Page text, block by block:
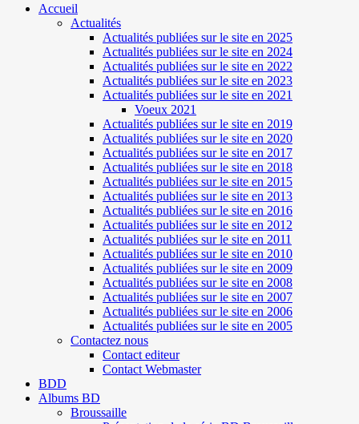
Accueil
Actualités
Actualités publiées sur le site en 2025
Actualités publiées sur le site en 2024
Actualités publiées sur le site en 2022
Actualités publiées sur le site en 2023
Actualités publiées sur le site en 2021
Voeux 2021
Actualités publiées sur le site en 2019
Actualités publiées sur le site en 2020
Actualités publiées sur le site en 2017
Actualités publiées sur le site en 2018
Actualités publiées sur le site en 2015
Actualités publiées sur le site en 2013
Actualités publiées sur le site en 2016
Actualités publiées sur le site en 2012
Actualités publiées sur le site en 2011
Actualités publiées sur le site en 2010
Actualités publiées sur le site en 2009
Actualités publiées sur le site en 2008
Actualités publiées sur le site en 2007
Actualités publiées sur le site en 2006
Actualités publiées sur le site en 2005
Contactez nous
Contact editeur
Contact Webmaster
BDD
Albums BD
Broussaille